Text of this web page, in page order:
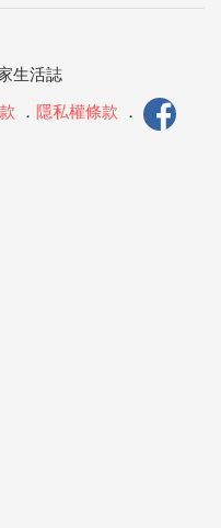
生活誌
． 隱私權條款 ．